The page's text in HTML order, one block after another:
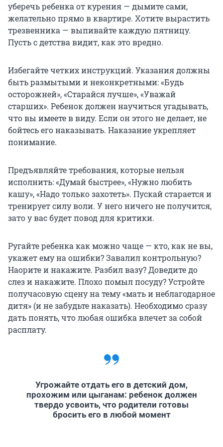
уберечь ребенка от курения — дымите сами,
желательно прямо в квартире. Хотите вырастить
трезвенника — выпивайте каждую пятницу.
Пусть с детства видит, как это вредно.
Избегайте четких инструкций. Указания должны
быть размытыми и неконкретными: «Будь
осторожней», «Старайся лучше», «Уважай
старших». Ребенок должен научиться угадывать,
что вы имеете в виду. Если он этого не делает, не
бойтесь его наказывать. Наказание укрепляет
понимание.
Предъявляйте требования, которые нельзя
исполнить: «Думай быстрее», «Нужно любить
кашу», «Надо только захотеть». Пускай старается и
тренирует силу воли. У него ничего не получится,
зато у вас будет повод для критики.
Ругайте ребенка как можно чаще — кто, как не вы,
укажет ему на ошибки? Завалил контрольную?
Наорите и накажите. Разбил вазу? Доведите до
слез и накажите. Плохо помыл посуду? Устройте
получасовую сцену на тему «мать и неблагодарное
дитя» (и не забудьте наказать). Необходимо сразу
дать понять, что любая ошибка влечет за собой
расплату.
Угрожайте отдать его в детский дом,
прохожим или цыганам: ребенок должен
твердо усвоить, что родители готовы
бросить его в любой момент